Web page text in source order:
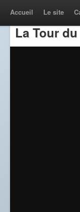
Accueil Le site
La Tour